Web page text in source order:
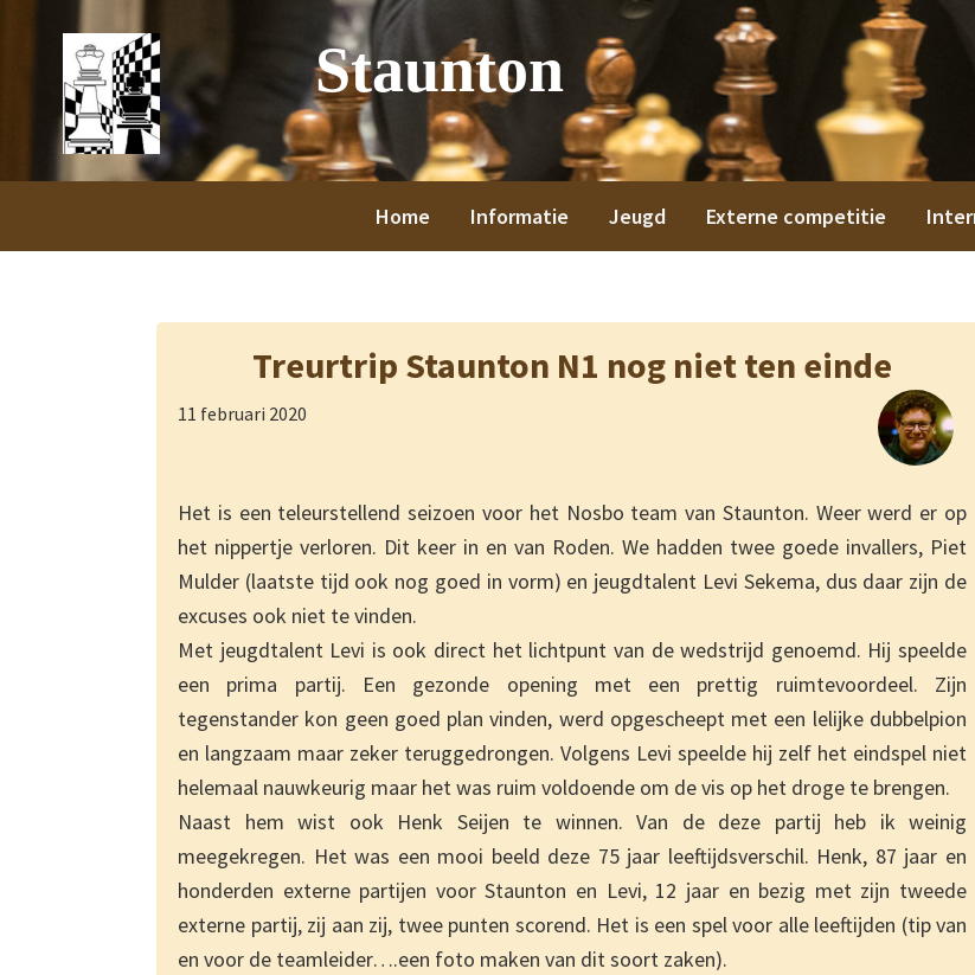
hoofdnavigatie
sidebar
voettekst
Staunton
Home Informatie Jeugd Externe competitie
Treurtrip Staunton N1 nog niet ten einde
11 februari 2020
Het is een teleurstellend seizoen voor het Nosbo team van Staunton. Weer werd er op
het nippertje verloren. Dit keer in en van Roden. We hadden twee goede invallers, Piet
Mulder (laatste tijd ook nog goed in vorm) en jeugdtalent Levi Sekema, dus daar zijn de
excuses ook niet te vinden.
Met jeugdtalent Levi is ook direct het lichtpunt van de wedstrijd genoemd. Hij speelde
een prima partij. Een gezonde opening met een prettig ruimtevoordeel. Zijn
tegenstander kon geen goed plan vinden, werd opgescheept met een lelijke dubbelpion
en langzaam maar zeker teruggedrongen. Volgens Levi speelde hij zelf het eindspel niet
helemaal nauwkeurig maar het was ruim voldoende om de vis op het droge te brengen.
Naast hem wist ook Henk Seijen te winnen. Van de deze partij heb ik weinig
meegekregen. Het was een mooi beeld deze 75 jaar leeftijdsverschil. Henk, 87 jaar en
honderden externe partijen voor Staunton en Levi, 12 jaar en bezig met zijn tweede
externe partij, zij aan zij, twee punten scorend. Het is een spel voor alle leeftijden (tip van
en voor de teamleider….een foto maken van dit soort zaken).